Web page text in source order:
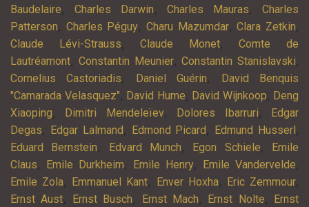
Baudelaire, Charles Darwin, Charles Mauras, Charles
Patterson, Charles Péguy,Charu Mazumdar,Clara Zetkin,
Claude Lévi-Strauss,Claude Monet,Comte de
Lautréamont, Constantin Meunier,Constantin Stanislavski,
Cornelius Castoriadis, Daniel Guérin,
David Benquis
"Camarada Velasquez", David Hume, David Wijnkoop, Deng
Xiaoping, Dimitri Mendeleïev, Dolores Ibarruri,
Edgar
Degas, Edgar Lalmand , Edmond Picard , Edmund Husserl ,
Eduard Bernstein, Edvard Munch, Egon Schiele,
Emile
Claus, Emile Durkheim, Emile Henry, Emile Vandervelde,
Emile Zola, Emmanuel Kant, Enver Hoxha, Eric Zemmour,
Ernst Aust, Ernst Busch, Ernst Mach, Ernst Nolte,
Ernst